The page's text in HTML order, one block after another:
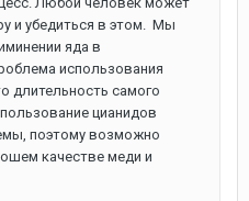
и убедиться в этом. Мы
яда в
использования
длительность самого
цианидов
поэтому возможно
качестве меди и